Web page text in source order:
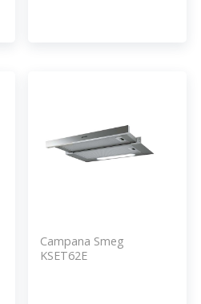
Campana Smeg
KSET62E